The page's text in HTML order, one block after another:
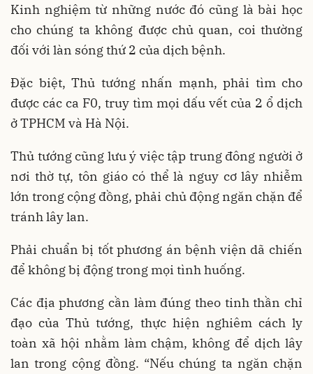
Kinh nghiệm từ những nước đó cũng là bài học
cho chúng ta không được chủ quan, coi thường
đối với làn sóng thứ 2 của dịch bệnh.
Đặc biệt, Thủ tướng nhấn mạnh, phải tìm cho
được các ca F0, truy tìm mọi dấu vết của 2 ổ dịch
ở TPHCM và Hà Nội.
Thủ tướng cũng lưu ý việc tập trung đông người ở
nơi thờ tự, tôn giáo có thể là nguy cơ lây nhiễm
lớn trong cộng đồng, phải chủ động ngăn chặn để
tránh lây lan.
Phải chuẩn bị tốt phương án bệnh viện dã chiến
để không bị động trong mọi tình huống.
Các địa phương cần làm đúng theo tinh thần chỉ
đạo của Thủ tướng, thực hiện nghiêm cách ly
toàn xã hội nhằm làm chậm, không để dịch lây
lan trong cộng đồng. “Nếu chúng ta ngăn chặn